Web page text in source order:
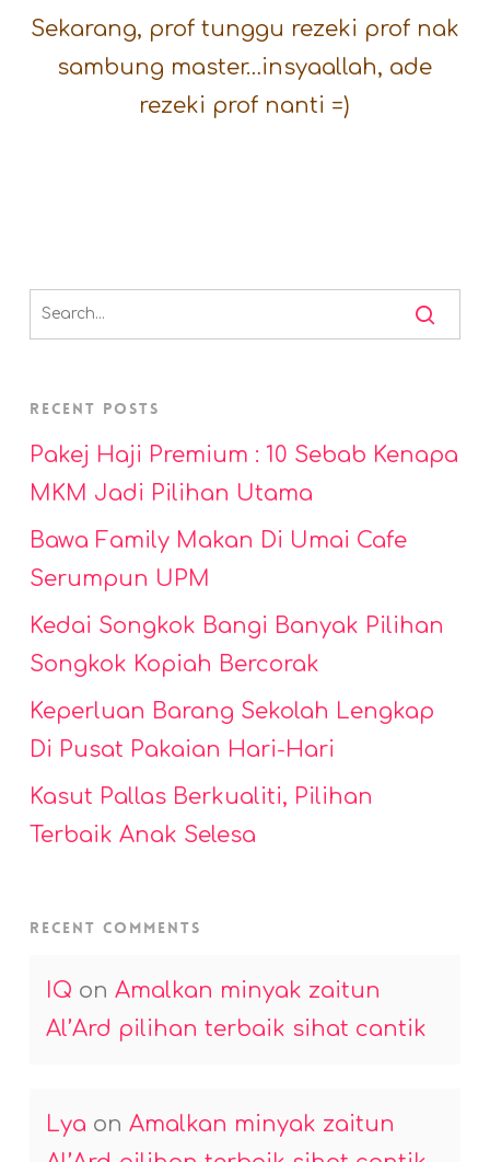
Sekarang, prof tunggu rezeki prof nak
sambung master…insyaallah, ade
rezeki prof nanti =)
Recent Posts
Pakej Haji Premium : 10 Sebab Kenapa
MKM Jadi Pilihan Utama
Bawa Family Makan Di Umai Cafe
Serumpun UPM
Kedai Songkok Bangi Banyak Pilihan
Songkok Kopiah Bercorak
Keperluan Barang Sekolah Lengkap
Di Pusat Pakaian Hari-Hari
Kasut Pallas Berkualiti, Pilihan
Terbaik Anak Selesa
Recent Comments
IQ on Amalkan minyak zaitun
Al’Ard pilihan terbaik sihat cantik
Lya on Amalkan minyak zaitun